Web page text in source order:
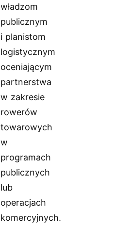
władzom
publicznym
i planistom
logistycznym
oceniającym
partnerstwa
w zakresie
rowerów
towarowych
w
programach
publicznych
lub
operacjach
komercyjnych.